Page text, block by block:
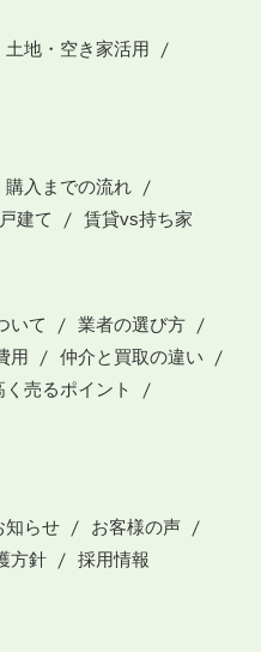
土地・空き家活用
購入までの流れ
建て 賃貸vs持ち家
いて
業者の選び方
用
仲介と買取の違い
く売るポイント
知らせ
お客様の声
方針 採用情報